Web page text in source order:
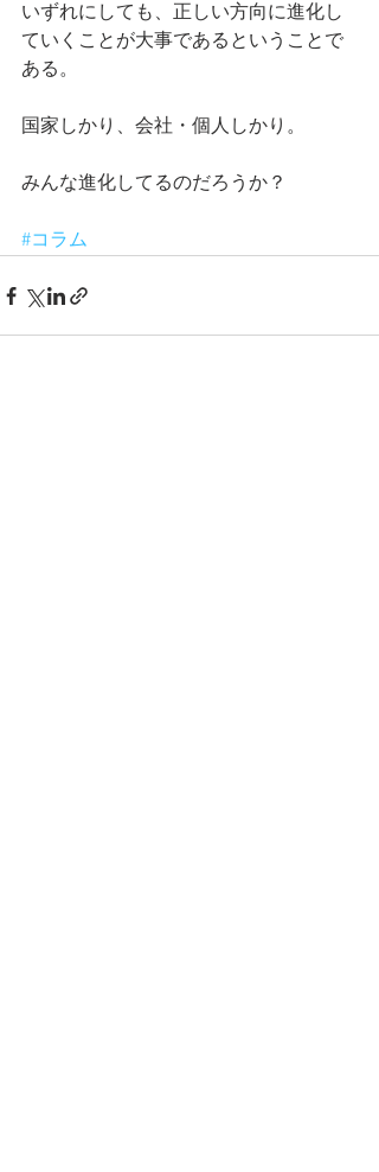
いずれにしても、正しい方向に進化し
ていくことが大事であるということで
ある。
国家しかり、会社・個人しかり。
みんな進化してるのだろうか？
#コラム